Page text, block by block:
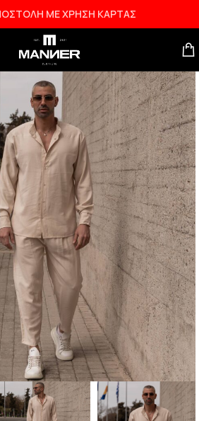
ΜΕ ΧΡΗΣΗ ΚΑΡΤΑΣ